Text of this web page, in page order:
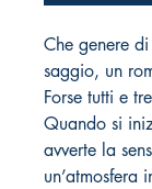
Che genere
saggio, un
Forse tutti e
Quando si
avverte la
un’atmosfera